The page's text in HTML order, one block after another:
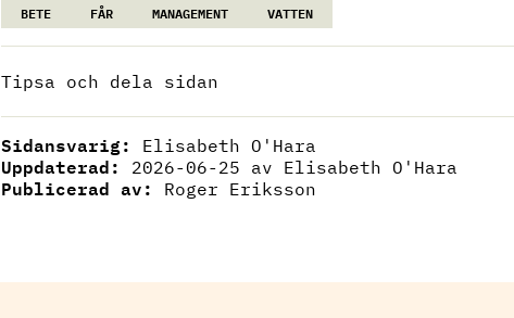
BETE FÅR MANAGEMENT VATTEN
Tipsa och dela sidan
Sidansvarig: Elisabeth O'Hara
Uppdaterad: 2026-06-25 av Elisabeth O'Hara
Publicerad av: Roger Eriksson